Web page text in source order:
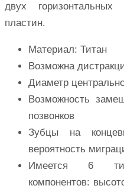
двух
пластин.
Материал: Титан
Возможна
Диаметр
Возможность
позвонков
Зубцы на
вероятность
Имеется 6
компонентов: